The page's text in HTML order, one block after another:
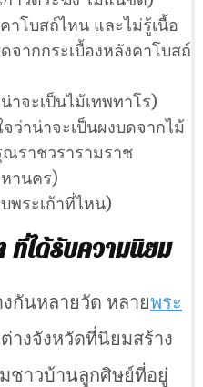
าโบสถ์ไหน และไม่รู้เนื้อ
จากกระเบื้องหลังคาโบสถ์
าจะเป็นไม้เทพทาโร)
ว่าน่าจะเป็นผงบดจากไม้
ราชวรารามราช
านคร)
พระเก้าที่ไหน)
ที่ได้รับความนิยม
กันหลายวัด หลายพระ
างจังหวัดที่นิยมสร้าง
ชาวบ้านลูกศิษย์ที่อยู่